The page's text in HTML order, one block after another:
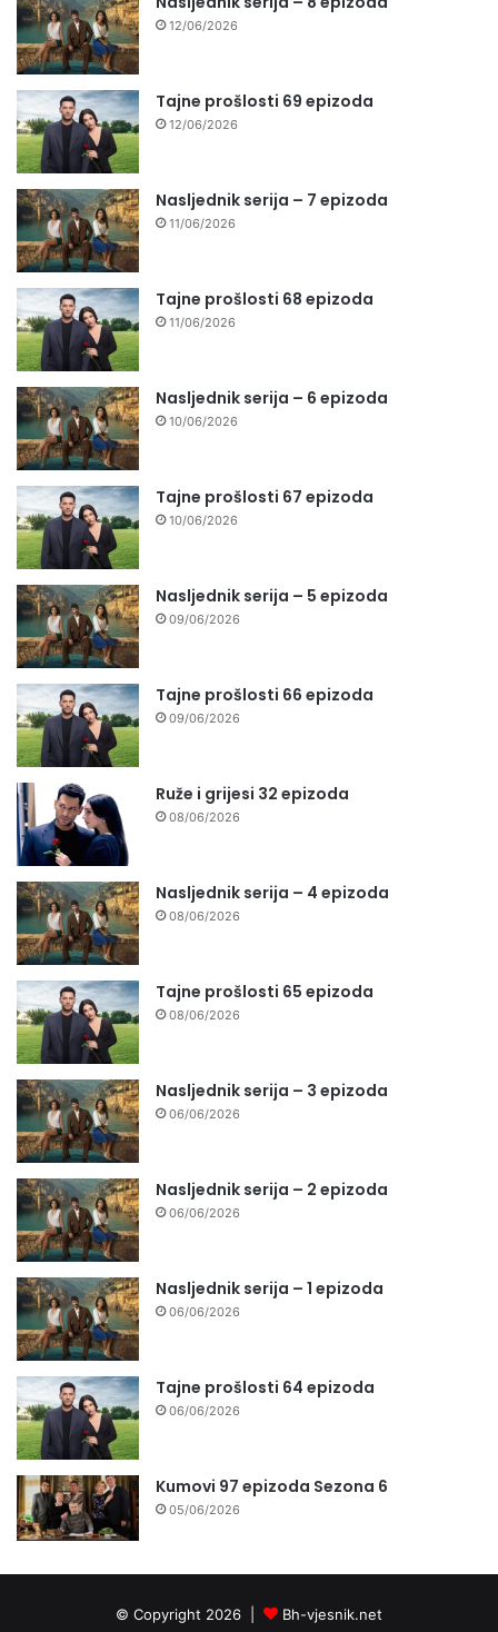
12/06/2026
Tajne prošlosti 69 epizoda
12/06/2026
Nasljednik serija – 7 epizoda
11/06/2026
Tajne prošlosti 68 epizoda
11/06/2026
Nasljednik serija – 6 epizoda
10/06/2026
Tajne prošlosti 67 epizoda
10/06/2026
Nasljednik serija – 5 epizoda
09/06/2026
Tajne prošlosti 66 epizoda
09/06/2026
Ruže i grijesi 32 epizoda
08/06/2026
Nasljednik serija – 4 epizoda
08/06/2026
Tajne prošlosti 65 epizoda
08/06/2026
Nasljednik serija – 3 epizoda
06/06/2026
Nasljednik serija – 2 epizoda
06/06/2026
Nasljednik serija – 1 epizoda
06/06/2026
Tajne prošlosti 64 epizoda
06/06/2026
Kumovi 97 epizoda Sezona 6
05/06/2026
© Copyright 2026 | Bh-vjesnik.net